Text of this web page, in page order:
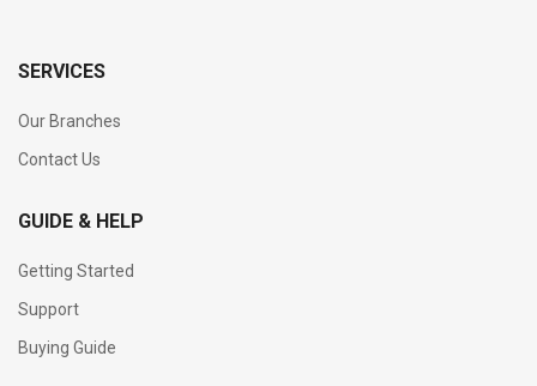
SERVICES
Our Branches
Contact Us
GUIDE & HELP
Getting Started
Support
Buying Guide